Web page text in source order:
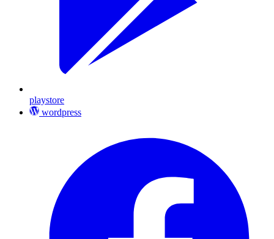
playstore
wordpress